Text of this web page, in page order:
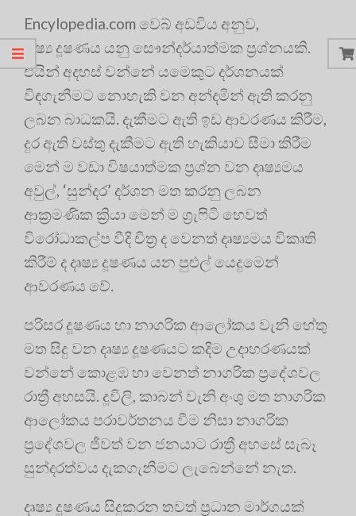
Encylopedia.com වෙබ් අඩවිය අනුව,
දෘෂ්‍ය දූෂණය යනු සෞන්දර්යාත්මක ප්‍රශ්නයකි.
එයින් අදහස් වන්නේ යමෙකුට දර්ශනයක්
විඳගැනීමට නොහැකි වන අන්දමින් ඇති කරනු
ලබන බාධකයි. දැකීමට ඇති ඉඩ ආවරණය කිරීම,
දුර ඇති වස්තු දැකීමට ඇති හැකියාව සීමා කිරීම
මෙන් ම වඩා විෂයාත්මක ප්‍රශ්න වන දෘෂ්‍යමය
අවුල්, ‘සුන්දර’ දර්ශන මත කරනු ලබන
ආක්‍රමණික ක්‍රියා මෙන් ම ග්‍රැෆිටි හෙවත්
විරෝධාකල්ප වීදි චිත්‍ර ද වෙනත් දෘෂ්‍යමය විකෘති
කිරීම් ද දෘෂ්‍ය දූෂණය යන පුළුල් යෙදුමෙන්
ආවරණය වේ.
පරිසර දූෂණය හා නාගරික ආලෝකය වැනි හේතු
මත සිදු වන දෘෂ්‍ය දූෂණයට කදිම උදාහරණයක්
වන්නේ කොළඹ හා වෙනත් නාගරික ප්‍රදේශවල
රාත්‍රී අහසයි. දූවිලි, කාබන් වැනි අංශු මත නාගරික
ආලෝකය පරාවර්තනය වීම නිසා නාගරික
ප්‍රදේශවල ජීවත් වන ජනයාට රාත්‍රී අහසේ සැබෑ
සුන්දරත්වය දැකගැනීමට ලැබෙන්නේ නැත.
දෘෂ්‍ය දූෂණය සිදුකරන තවත් ප්‍රධාන මාර්ගයක්